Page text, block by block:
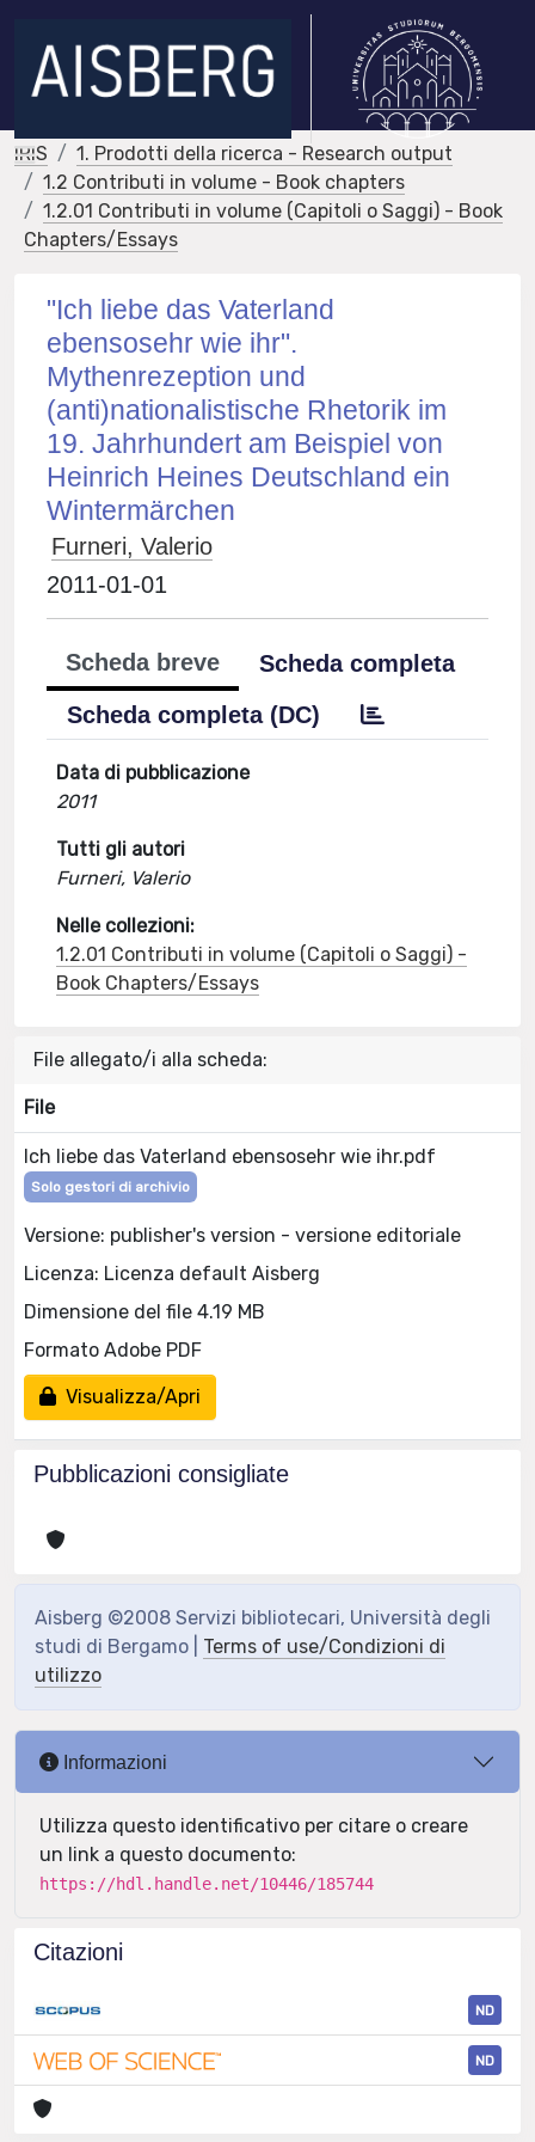
IRIS
1. Prodotti della ricerca - Research output
1.2 Contributi in volume - Book chapters
1.2.01 Contributi in volume (Capitoli o Saggi) - Book
Chapters/Essays
"Ich liebe das Vaterland
ebensosehr wie ihr".
Mythenrezeption und
(anti)nationalistische Rhetorik im
19. Jahrhundert am Beispiel von
Heinrich Heines Deutschland ein
Wintermärchen
Furneri, Valerio
2011-01-01
Scheda breve
Scheda completa
Scheda completa (DC)
Data di pubblicazione
2011
Tutti gli autori
Furneri, Valerio
Nelle collezioni:
1.2.01 Contributi in volume (Capitoli o Saggi) -
Book Chapters/Essays
File allegato/i alla scheda:
File
Ich liebe das Vaterland ebensosehr wie ihr.pdf
Solo gestori di archivio
Versione: publisher's version - versione editoriale
Licenza: Licenza default Aisberg
Dimensione del file 4.19 MB
Formato Adobe PDF
Visualizza/Apri
Pubblicazioni consigliate
Aisberg ©2008 Servizi bibliotecari, Università degli
studi di Bergamo | Terms of use/Condizioni di
utilizzo
Informazioni
Utilizza questo identificativo per citare o creare
un link a questo documento:
https://hdl.handle.net/10446/185744
Citazioni
ND
ND